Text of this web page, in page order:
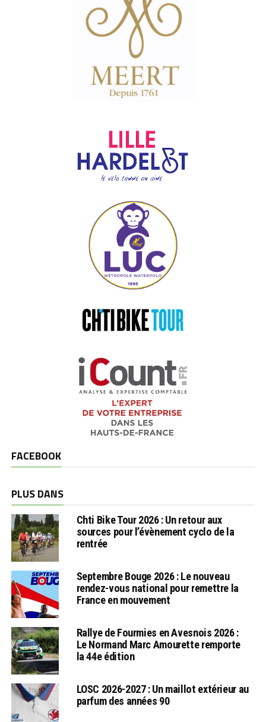
FACEBOOK
PLUS DANS
Chti Bike Tour 2026 : Un retour aux
sources pour l’évènement cyclo de la
rentrée
Septembre Bouge 2026 : Le nouveau
rendez-vous national pour remettre la
France en mouvement
Rallye de Fourmies en Avesnois 2026 :
Le Normand Marc Amourette remporte
la 44e édition
LOSC 2026-2027 : Un maillot extérieur au
parfum des années 90